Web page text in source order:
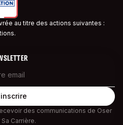
au titre des actions suivantes :
des communications de Oser
Carrière.